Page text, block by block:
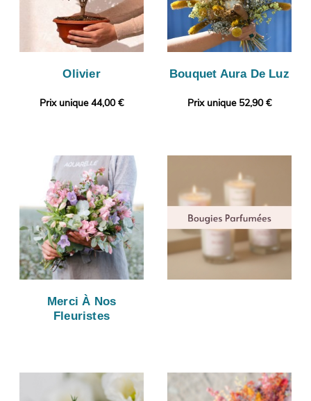
Olivier
Prix unique 44,00 €
Bouquet Aura De Luz
Prix unique 52,90 €
Merci À Nos
Fleuristes